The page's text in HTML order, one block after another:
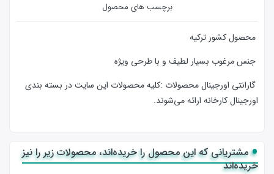
برچسب های محصول
محصول کشور ترکیه
جنس مرغوب بسیار لطیف و با طرحی ویژه
گارانتی اورجینال محصولات :كليه محصولات این سایت در بسته بندی
اورجینال کارخانه ارائه‌‌ می‌شوند.
مشتریانی که این محصول را خریده‌اند، محصولات زیر را نیز
خریده‌اند